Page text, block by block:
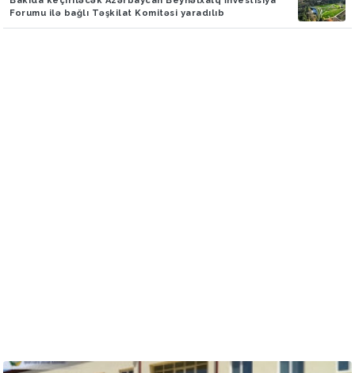
Forumu ilə bağlı Təşkilat Komitəsi yaradılıb